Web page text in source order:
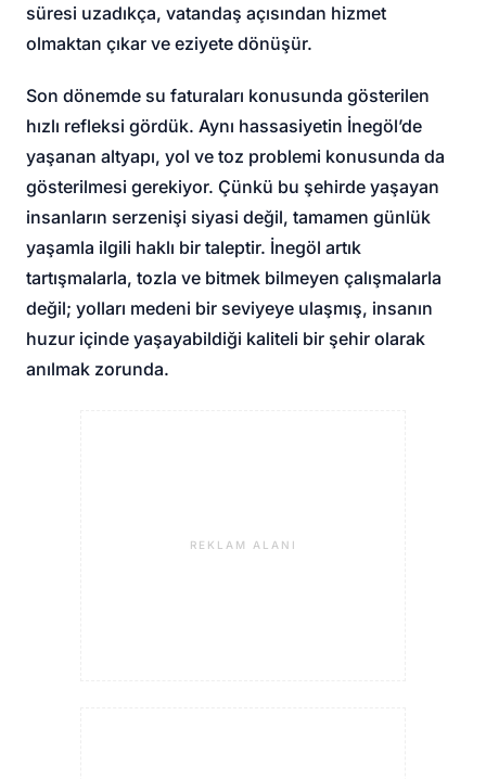
süresi uzadıkça, vatandaş açısından hizmet
olmaktan çıkar ve eziyete dönüşür.
Son dönemde su faturaları konusunda gösterilen
hızlı refleksi gördük. Aynı hassasiyetin İnegöl’de
yaşanan altyapı, yol ve toz problemi konusunda da
gösterilmesi gerekiyor. Çünkü bu şehirde yaşayan
insanların serzenişi siyasi değil, tamamen günlük
yaşamla ilgili haklı bir taleptir. İnegöl artık
tartışmalarla, tozla ve bitmek bilmeyen çalışmalarla
değil; yolları medeni bir seviyeye ulaşmış, insanın
huzur içinde yaşayabildiği kaliteli bir şehir olarak
anılmak zorunda.
REKLAM ALANI